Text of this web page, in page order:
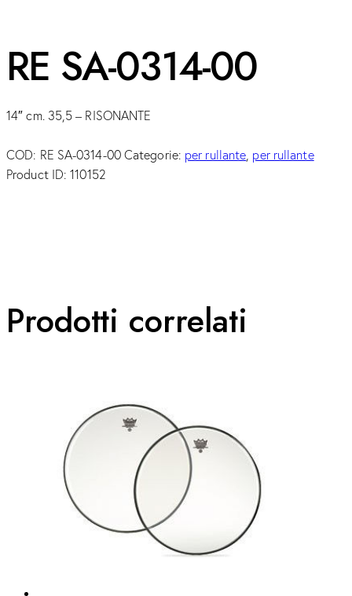
RE SA-0314-00
14″ cm. 35,5 – RISONANTE
COD: RE SA-0314-00 Categorie: per rullante, per rullante
Product ID:110152
Prodotti correlati